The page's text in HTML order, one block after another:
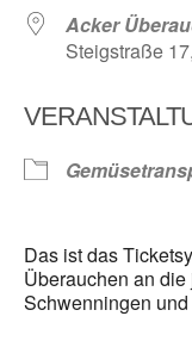
Acker
Steigstraße
Das ist das
Überauchen an
Schwenningen